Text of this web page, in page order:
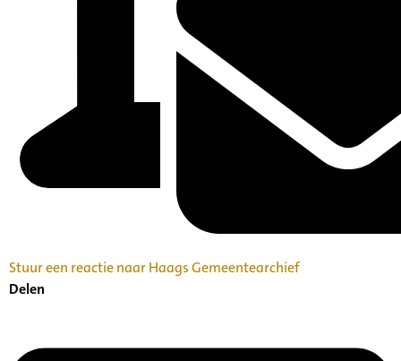
Stuur een reactie naar Haags Gemeentearchief
Delen